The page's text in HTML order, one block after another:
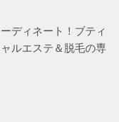
ディネート！ブティ
ルエステ＆脱毛の専